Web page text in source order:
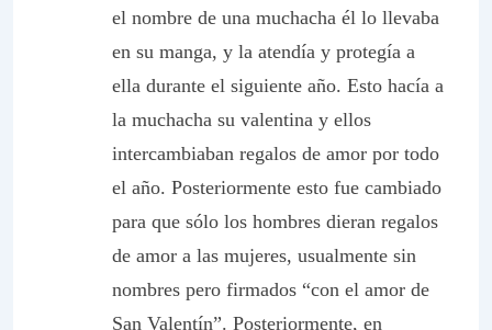
el nombre de una muchacha él lo llevaba
en su manga, y la atendía y protegía a
ella durante el siguiente año. Esto hacía a
la muchacha su valentina y ellos
intercambiaban regalos de amor por todo
el año. Posteriormente esto fue cambiado
para que sólo los hombres dieran regalos
de amor a las mujeres, usualmente sin
nombres pero firmados “con el amor de
San Valentín”. Posteriormente, en